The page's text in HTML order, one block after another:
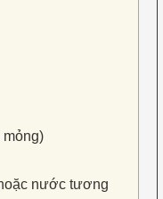
mỏng)
nước tương